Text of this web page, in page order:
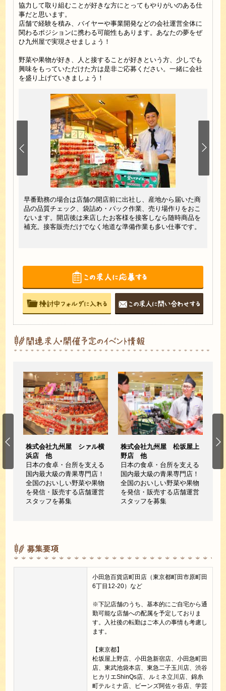
協力して取り組むことが好きな方にとってもやりがいのある仕
事だと思います。
店舗で経験を積み、バイヤーや事業開発などの会社運営全体に
関わるポジションに携わる可能性もあります。あなたの夢をぜ
ひ九州屋で実現させましょう！
野菜や果物が好き、人と接することが好きという方、少しでも
興味をもっていただけた方は是非ご応募ください。一緒に会社
を盛り上げていきましょう！
っ
店
を
早番勤務の場合は店舗の開店前に出社し、産地から届いた商
品の品質チェック、袋詰め・パック作業、売り場作りをおこ
ないます。開店後は来店したお客様を接客しなら随時商品を
補充。接客販売だけでなく地道な準備作業も多い仕事です。
お
の
ゴ
わ
立
株式会社九州屋 シァル横
浜店 他
日本の食卓・台所を支える
国内最大級の青果専門店！
全国のおいしい野菜や果物
を発信・販売する店舗運営
スタッフを募集
株式会社九州屋 松坂屋上
野店 他
日本の食卓・台所を支える
国内最大級の青果専門店！
全国のおいしい野菜や果物
を発信・販売する店舗運営
スタッフを募集
株
募集要項
小田急百貨店町田店（東京都町田市原町田
6丁目12-20）など
※下記店舗のうち、基本的にご自宅から通
勤可能な店舗への配属を予定しておりま
す。入社後の転勤はご本人の事情も考慮し
ます。
【東京都】
松坂屋上野店、小田急新宿店、小田急町田
店、東武池袋本店、東急二子玉川店、渋谷
ヒカリエShinQs店、ルミネ立川店、錦糸
町テルミナ店、ビーンズ阿佐ヶ谷店、学芸